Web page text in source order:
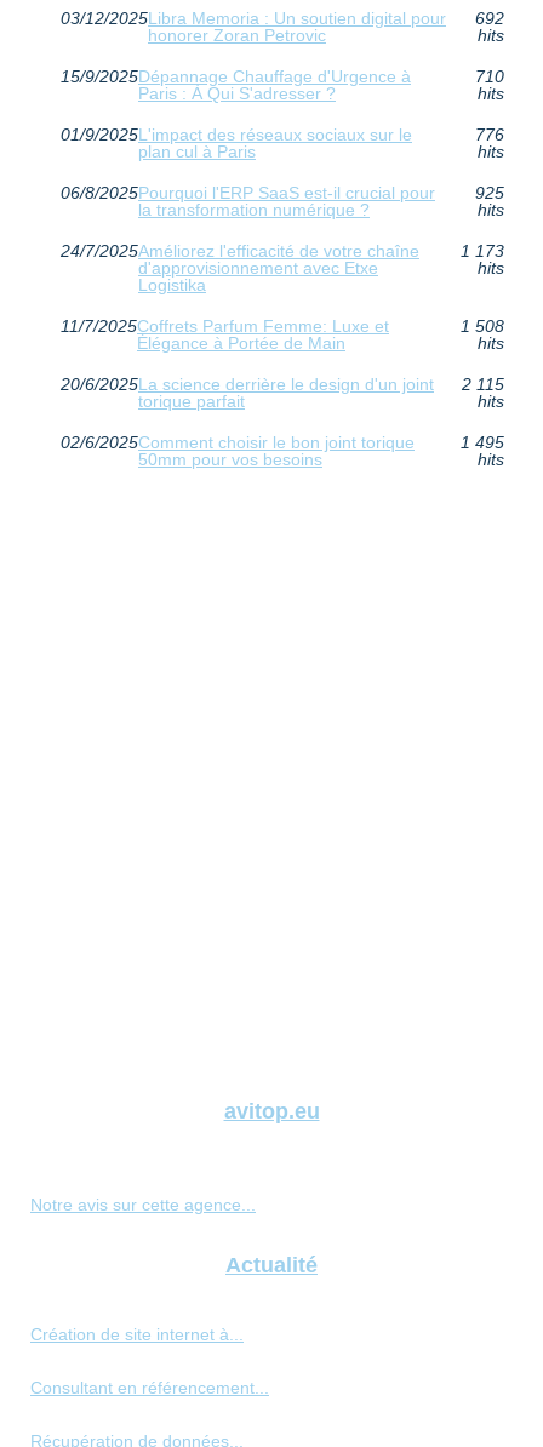
03/12/2025Libra Memoria : Un soutien digital pour
honorer Zoran Petrovic
692
hits
15/9/2025Dépannage Chauffage d'Urgence à
Paris : À Qui S'adresser ?
710
hits
01/9/2025L'impact des réseaux sociaux sur le
plan cul à Paris
776
hits
06/8/2025Pourquoi l'ERP SaaS est-il crucial pour
la transformation numérique ?
925
hits
24/7/2025Améliorez l'efficacité de votre chaîne
d'approvisionnement avec Etxe
Logistika
1 173
hits
11/7/2025Coffrets Parfum Femme: Luxe et
Élégance à Portée de Main
1 508
hits
20/6/2025La science derrière le design d'un joint
torique parfait
2 115
hits
02/6/2025Comment choisir le bon joint torique
50mm pour vos besoins
1 495
hits
avitop.eu
Notre avis sur cette agence...
Actualité
Création de site internet à...
Consultant en référencement...
Récupération de données...